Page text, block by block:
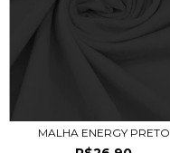
MALHA ENERGY PRETO